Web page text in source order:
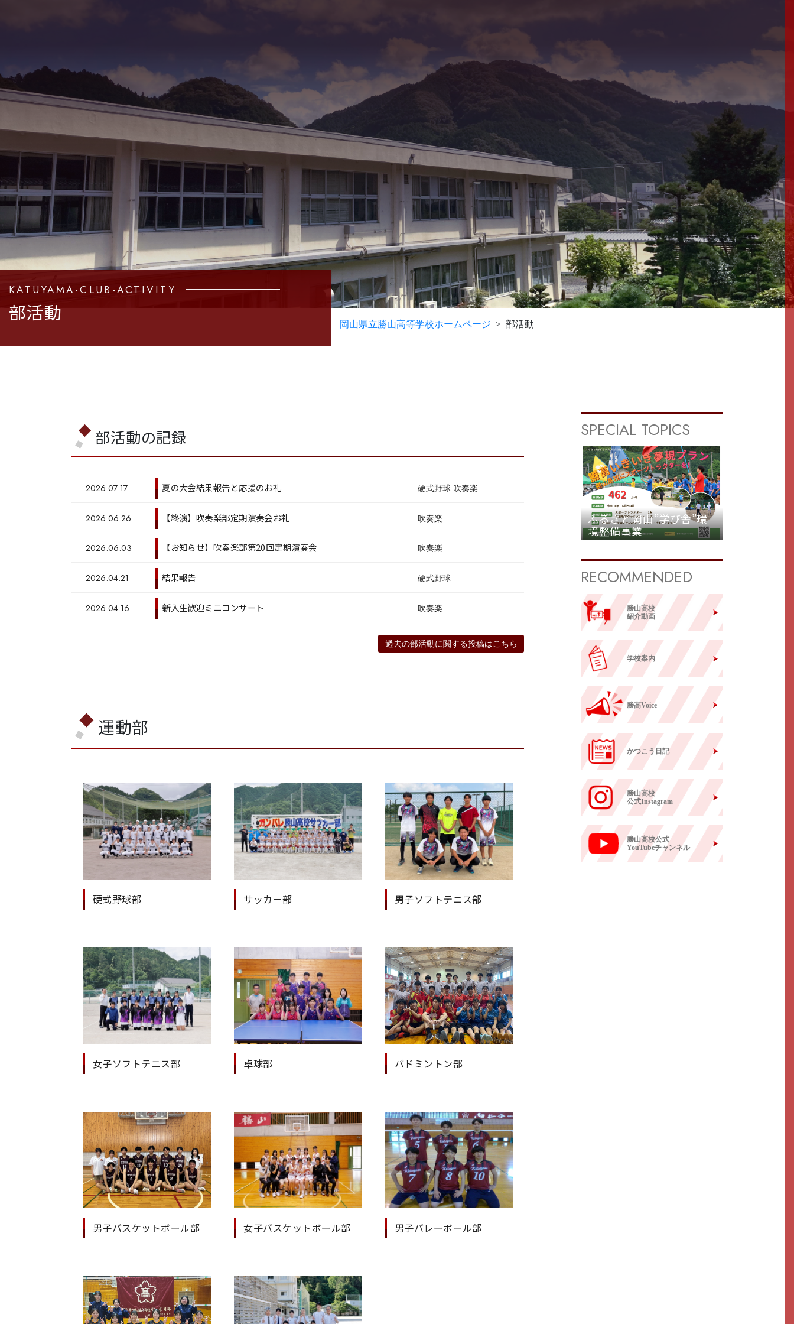
岡山県立勝山高等学校ホームページ 部活動
KATUYAMA-CLUB-ACTIVITY
部活動
部活動の記録
2026.07.17 夏の大会結果報告と応援のお礼 硬式野球 吹奏楽
2026.06.26 【終演】吹奏楽部定期演奏会お礼 吹奏楽
2026.06.03 【お知らせ】吹奏楽部第20回定期演奏会 吹奏楽
2026.04.21 結果報告 硬式野球
2026.04.16 新入生歓迎ミニコンサート 吹奏楽
過去の部活動に関する投稿はこちら
運動部
硬式野球部 サッカー部 男子ソフトテニス部
女子ソフトテニス部 卓球部 バドミントン部
男子バスケットボール部 女子バスケットボール部 男子バレーボール部
SPECIAL TOPICS
ふるさと岡山”学び舎”環
境整備事業
RECOMMENDED
勝山高校
紹介動画
学校案内
勝高Voice
かつこう日記
勝山高校
公式Instagram
勝山高校公式
YouTubeチャンネル